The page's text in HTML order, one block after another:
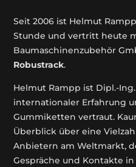
Seit 2006 ist Helmut
Stunde und vertritt heute
Baumaschinenzubehör
Robustrack.
Helmut Rampp ist Dipl.-
internationaler Erfahrung
Gummiketten vertraut.
Überblick über eine
Anbietern am Weltmarkt,
Gespräche und Kontakte in